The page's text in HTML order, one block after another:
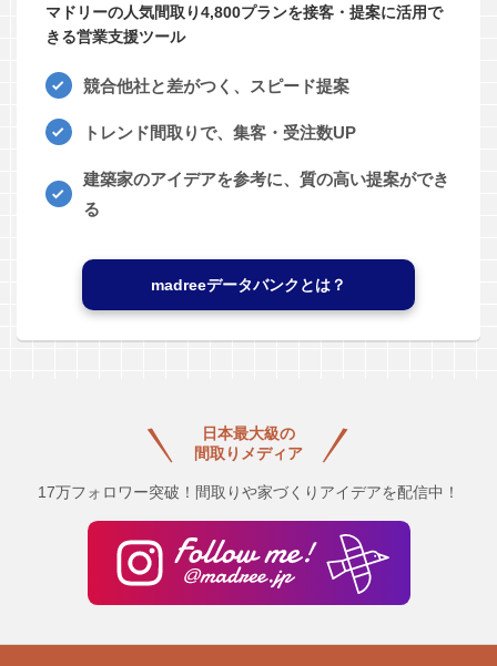
マドリーの人気間取り4,800プランを接客・提案に活用で
きる営業支援ツール
競合他社と差がつく、スピード提案
トレンド間取りで、集客・受注数UP
建築家のアイデアを参考に、質の高い提案ができ
る
madreeデータバンクとは？
日本最大級の
間取りメディア
17万フォロワー突破！間取りや家づくりアイデアを配信中！